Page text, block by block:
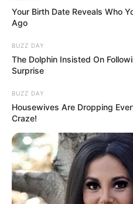
Your Birth Date Reveals Who
Ago
BUZZ DAY
The Dolphin Insisted On
Surprise
BUZZ DAY
Housewives Are Dropping
Craze!